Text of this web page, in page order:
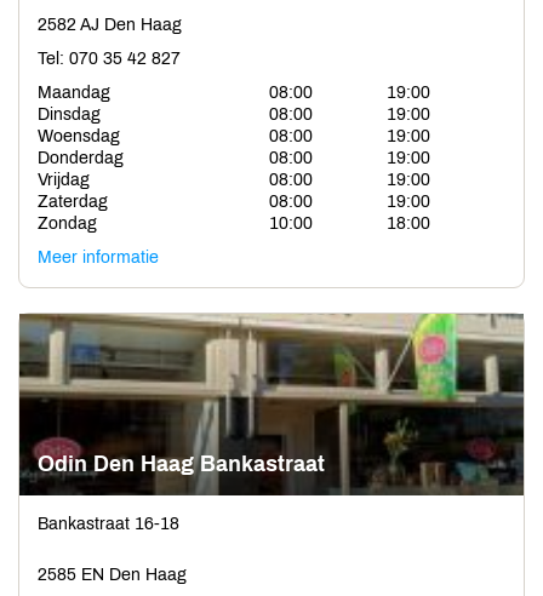
2582 AJ Den Haag
Tel: 070 35 42 827
Maandag
08:00
19:00
Dinsdag
08:00
19:00
Woensdag
08:00
19:00
Donderdag
08:00
19:00
Vrijdag
08:00
19:00
Zaterdag
08:00
19:00
Zondag
10:00
18:00
Meer informatie
Odin Den Haag Bankastraat
Bankastraat 16-18
2585 EN Den Haag